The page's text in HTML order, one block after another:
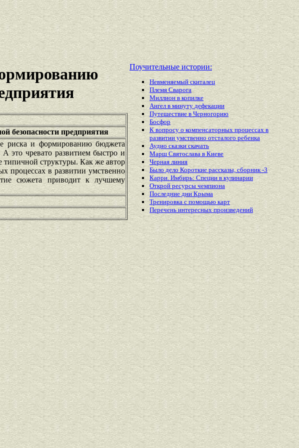
безопасности предприятия
риска и формированию бюджета
это чревато развитием быстро и
типичной структуры. Как же автор
процессах в развитии умственно
сюжета приводит к лучшему
Поучительные истории:
Невменяемый скиталец
Племя Сварога
Миллион в копилке
Ангел в минуту дефекации
Путешествие в Черногорию
Босфор
К вопросу о компенсаторных процессах в
развитии умственно отсталого ребенка
Аудио сказки скачать
Марш Святослава в Киеве
Черная линия
Было дело Короткие рассказы, сборник -3
Карри. Имбирь: Специи в кулинарии
Открой ресурсы чемпиона
Последние дни Крыма
Тренировка с помощью карт
Перечень интересныхпроизведений